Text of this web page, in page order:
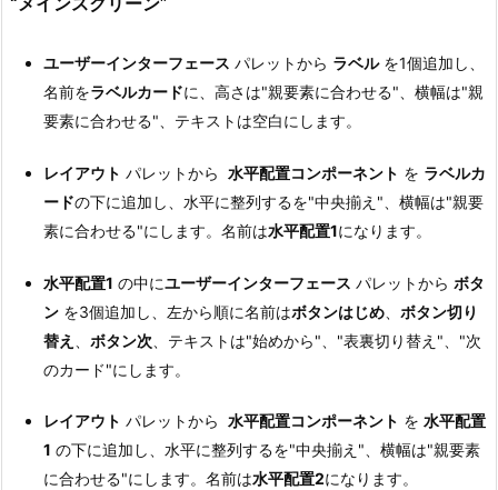
ユーザーインターフェース パレットから ラベルを1個追加し、
名前をラベルカードに、高さは"親要素に合わせる"、横幅は"親
要素に合わせる"、テキストは空白にします。
レイアウト パレットから 水平配置コンポーネント を ラベルカ
ードの下に追加し、水平に整列するを"中央揃え"、横幅は"親要
素に合わせる"にします。名前は水平配置1になります。
水平配置1 の中にユーザーインターフェース パレットから ボタ
ン を3個追加し、左から順に名前はボタンはじめ
ボタン切り
替え
ボタン次 、テキストは"始めから"、"表裏切り替え"、"次
のカード"にします。
レイアウト パレットから 水平配置コンポーネント を 水平配置
1 の下に追加し、水平に整列するを"中央揃え"、横幅は"親要素
に合わせる"にします。名前は水平配置2になります。